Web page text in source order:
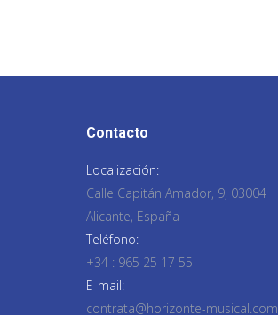
Contacto
Localización:
Calle Capitán Amador, 9, 03004
Alicante, España
Teléfono:
+34 : 965 25 17 55
E-mail:
contrata@horizonte-musical.com